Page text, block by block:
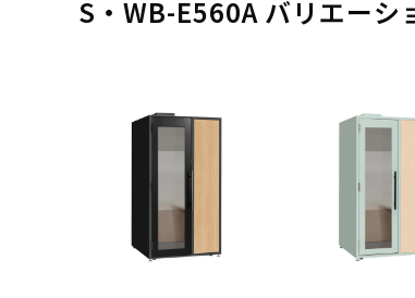
S・WB-E560A バリエーシ